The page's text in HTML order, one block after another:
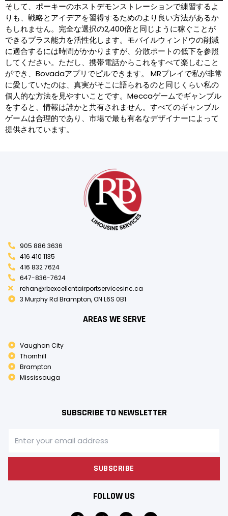
そして、ポーキーのホストデモンストレーションで練習するよ
りも、戦略とアイデアを習得するためのより良い方法があるか
もしれません。完全な選択の2,400倍と同じように稼ぐことが
できるプラス能力を活性化します。モバイルウィンドウの削減
に適合するには時間がかかりますが、分散ポートの低下を参照
してください。ただし、携帯電話からこれをすべて楽しむこと
ができ、Bovadaアプリでピルできます。 MRプレイで私が非常
に愛していたのは、真実がそこに語られるのと同じくらい私の
個人的な方法を見やすいことです。Meccaゲームでギャンブル
をすると、情報は誰かと共有されません。すべてのギャンブル
ゲームは合理的であり、市場で最も有名なデザイナーによって
提供されています。
905 886 3636
416 410 1135
416 832 7624
647-836-7624
rehan@rbexcellentairportservicesinc.ca
3 Murphy Rd Brampton, ON L6S 0B1
AREAS WE SERVE
Vaughan City
Thornhill
Brampton
Mississauga
SUBSCRIBE TO NEWSLETTER
SUBSCRIBE
FOLLOW US